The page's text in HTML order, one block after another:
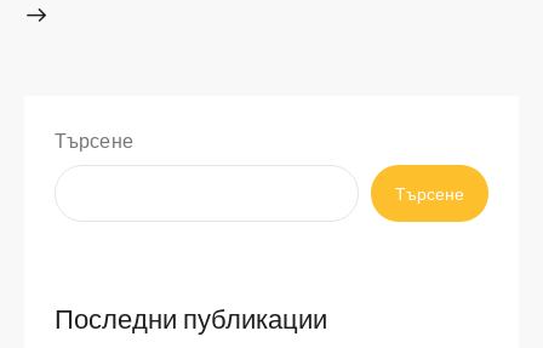
Търсене
Търсене
Последни публикации